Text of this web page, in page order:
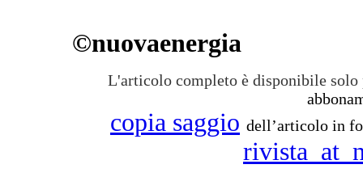
©nuovaenergia
L'articolo completo è disponibile
copia saggio dell’articolo in